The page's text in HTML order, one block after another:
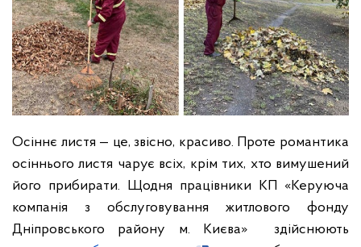
Осіннє листя — це, звісно, красиво. Проте романтика
осіннього листя чарує всіх, крім тих, хто вимушений
його прибирати. Щодня працівники КП «Керуюча
компанія з обслуговування житлового фонду
Дніпровського району м. Києва» здійснюють